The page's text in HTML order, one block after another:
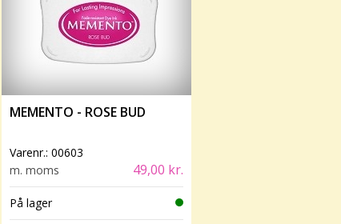
MEMENTO - ROSE BUD
Varenr.:00603
m. moms
49,00 kr.
På lager